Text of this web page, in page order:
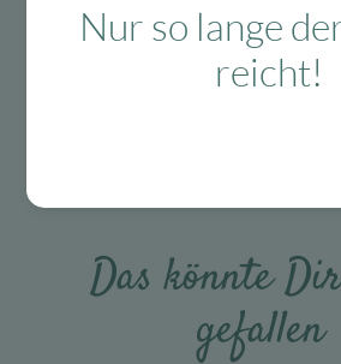
Das könnte
gefallen
Nur so lange
reicht!